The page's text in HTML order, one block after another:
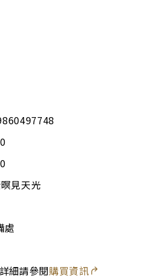
見天光
處
細請參閱購買資訊